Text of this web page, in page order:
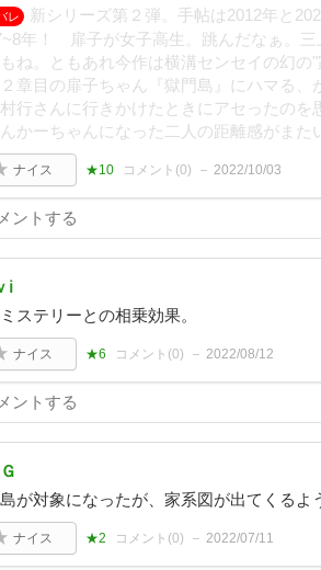
レ
新シリーズ第２弾。手帖は2012年と
年！ 扉子が女子高生。跳んだなぁ。
ね。ともあれ今作は横溝センセイの幻
章目の扉子ちゃん『獄門島』にハマる、
村行さんに行きかけたときにアセったの
かーちゃんになった二人の距離感がまた
ナイス ★10 コメント(0) 2022/10/03
ℹ︎
ステリーとの相乗効果。
ナイス ★6 コメント(0) 2022/08/12
が対象になったが、家系図が出てくるよ
ナイス ★2 コメント(0) 2022/07/11